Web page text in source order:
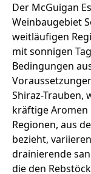
Der McGuigan
Weinbaugebiet
weitläufigen
mit sonnigen
Bedingungen
Shiraz-Trauben,
kräftige Aromen
Regionen, aus
bezieht,
drainierende
die den